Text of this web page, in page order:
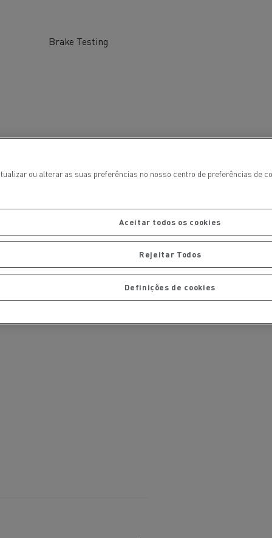
Manutenção de pavimentos
Brake Testing
ou alterar as suas preferências no nosso centro de preferências de
Aceitar todos os cookies
Rejeitar Todos
Definições de cookies